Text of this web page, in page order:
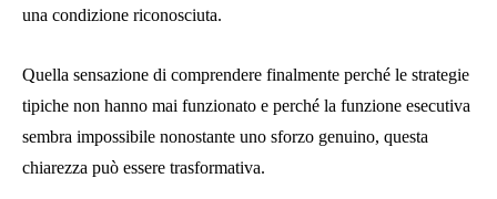
una condizione riconosciuta.
Quella sensazione di comprendere finalmente perché le strategie
tipiche non hanno mai funzionato e perché la funzione esecutiva
sembra impossibile nonostante uno sforzo genuino, questa
chiarezza può essere trasformativa.